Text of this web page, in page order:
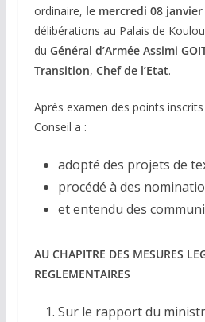
ordinaire, le mercredi 08 janvier
délibérations au Palais de
du Général d’Armée Assimi
Transition, Chef de l’Etat.
Après examen des points
Conseil a :
adopté des projets de
procédé à des
et entendu des
AU CHAPITRE DES MESURES
REGLEMENTAIRES
Sur le rapport du